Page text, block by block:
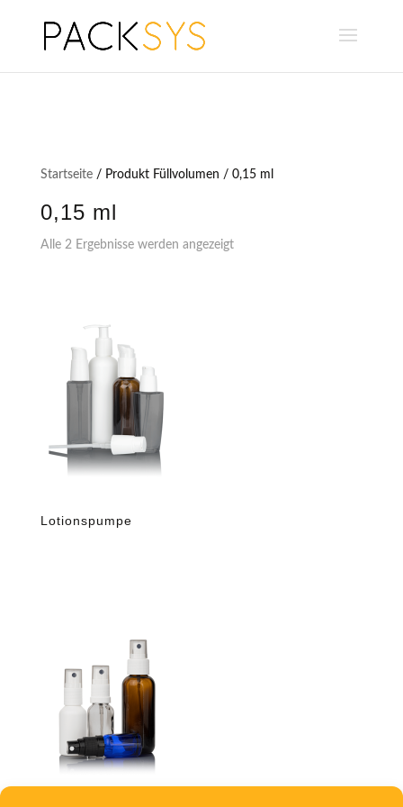
Startseite/ Produkt Füllvolumen / 0,15 ml
0,15 ml
Alle 2 Ergebnisse werden angezeigt
Lotionspumpe